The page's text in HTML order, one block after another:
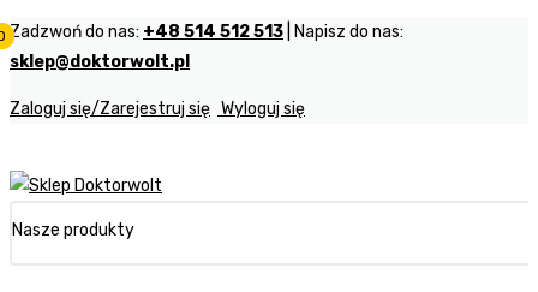
Zadzwoń do nas: +48 514 512 513 | Napisz do nas:
sklep@doktorwolt.pl
Zaloguj się/Zarejestruj się Wyloguj się
Nasze produkty